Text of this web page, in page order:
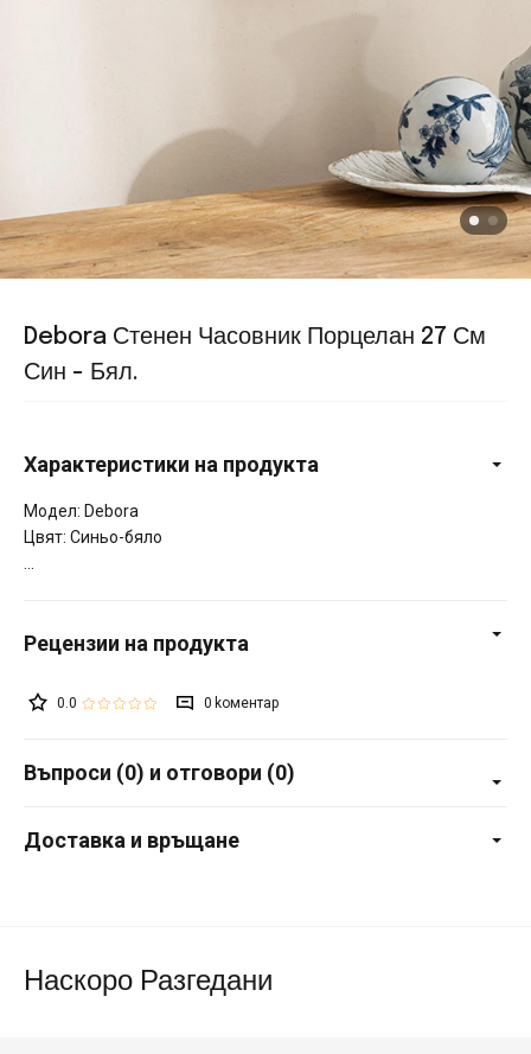
Debora Стенен Часовник Порцелан 27 См
Син - Бял.
Характеристики на продукта
Модел: Debora
Цвят: Синьо-бяло
0.0 0
Въпроси (0) и отговори (0)
Доставка и връщане
Наскоро Разгедани